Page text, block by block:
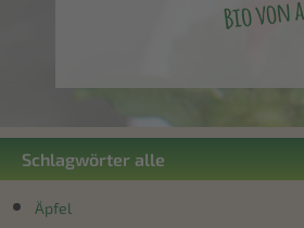
Schlagwörter alle
Äpfel